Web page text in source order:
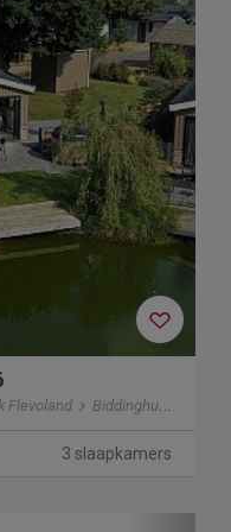
Flevoland Biddinghuizen
3 slaapkamers